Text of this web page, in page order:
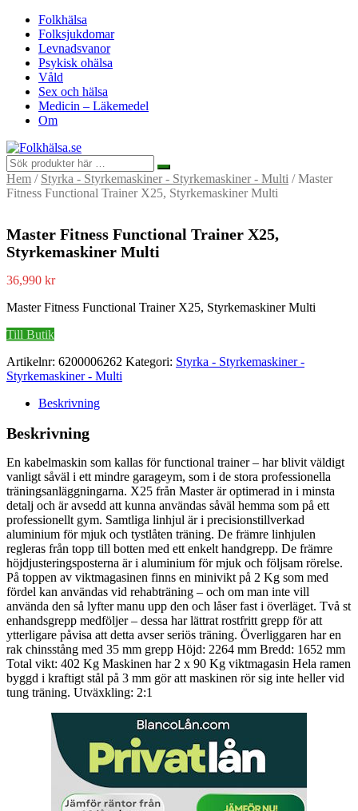
Folkhälsa
Folksjukdomar
Levnadsvanor
Psykisk ohälsa
Våld
Sex och hälsa
Medicin – Läkemedel
Om
Hem / Styrka - Styrkemaskiner - Styrkemaskiner - Multi / Master
Fitness Functional Trainer X25, Styrkemaskiner Multi
Master Fitness Functional Trainer X25,
Styrkemaskiner Multi
36,990 kr
Master Fitness Functional Trainer X25, Styrkemaskiner Multi
Till Butik
Artikelnr: 6200006262 Kategori: Styrka - Styrkemaskiner -
Styrkemaskiner - Multi
Beskrivning
Beskrivning
En kabelmaskin som kallas för functional trainer – har blivit väldigt
vanligt såväl i ett mindre garageym, som i de stora professionella
träningsanläggningarna. X25 från Master är optimerad in i minsta
detalj och är avsedd att kunna användas såväl hemma som på ett
professionellt gym. Samtliga linhjul är i precisionstillverkad
aluminium för mjuk och tystlåten träning. De främre linhjulen
regleras från topp till botten med ett enkelt handgrepp. De främre
höjdjusteringsposterna är i aluminium för mjuk och följsam rörelse.
På toppen av viktmagasinen finns en minivikt på 2 Kg som med
fördel kan användas vid rehabträning – och om man inte vill
använda den så lyfter manu upp den och låser fast i överläget. Två st
enhandsgrepp medföljer – dessa har lättrat rostfritt grepp för att
ytterligare påvisa att detta avser seriös träning. Överliggaren har en
rak chinsstång med 35 mm grepp Höjd: 2264 mm Bredd: 1652 mm
Total vikt: 402 Kg Maskinen har 2 x 90 Kg viktmagasin Hela ramen
byggd i kraftigt stål på 3 mm gör att maskinen rör sig inte heller vid
tung träning. Utväxkling: 2:1